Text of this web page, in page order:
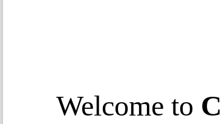
Welcome to